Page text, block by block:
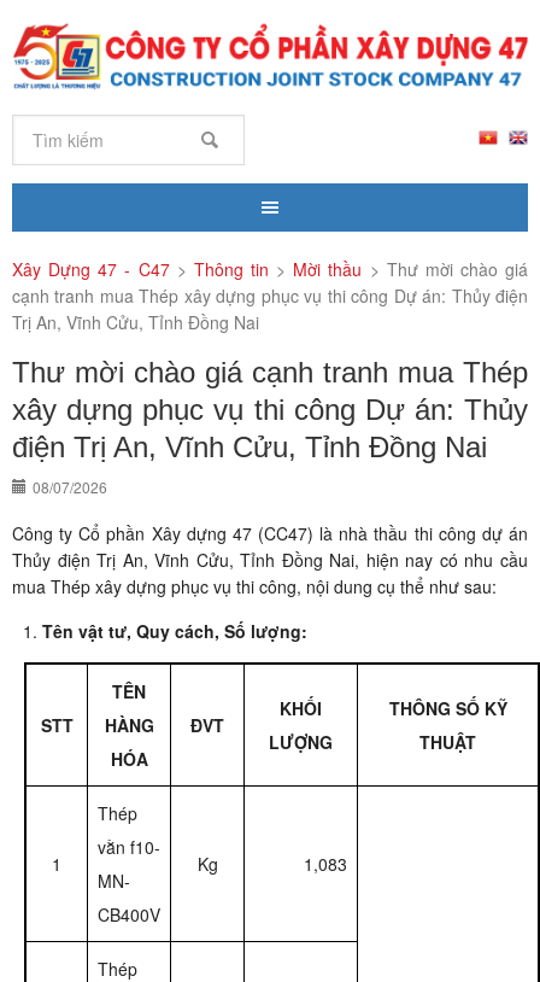
Xây Dựng 47 - C47> Thông tin > Mời thầu > Thư mời chào giá
cạnh tranh mua Thép xây dựng phục vụ thi công Dự án: Thủy điện
Trị An, Vĩnh Cửu, Tỉnh Đồng Nai
Thư mời chào giá cạnh tranh mua Thép
xây dựng phục vụ thi công Dự án: Thủy
điện Trị An, Vĩnh Cửu, Tỉnh Đồng Nai
08/07/2026
Công ty Cổ phần Xây dựng 47 (CC47) là nhà thầu thi công dự án
Thủy điện Trị An, Vĩnh Cửu, Tỉnh Đồng Nai, hiện nay có nhu cầu
mua Thép xây dựng phục vụ thi công, nội dung cụ thể như sau:
Tên vật tư, Quy cách, Số lượng:
STT
TÊN
HÀNG
HÓA
ĐVT
KHỐI
LƯỢNG
THÔNG SỐ KỸ
THUẬT
1
Thép
vằn f10-
MN-
CB400V
Kg 1,083
Thép